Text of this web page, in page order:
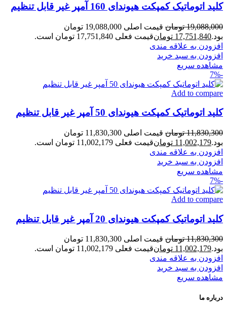
کلید اتوماتیک کمپکت هیوندای 160 آمپر غیر قابل تنظیم
19,088,000 تومان
قیمت اصلی 19,088,000 تومان
بود.17,751,840 تومانقیمت فعلی 17,751,840 تومان است.
افزودن به علاقه مندی
افزودن به سبد خرید
مشاهده سریع
-7%
Add to compare
کلید اتوماتیک کمپکت هیوندای 50 آمپر غیر قابل تنظیم
11,830,300 تومان
قیمت اصلی 11,830,300 تومان
بود.11,002,179 تومانقیمت فعلی 11,002,179 تومان است.
افزودن به علاقه مندی
افزودن به سبد خرید
مشاهده سریع
-7%
Add to compare
کلید اتوماتیک کمپکت هیوندای 20 آمپر غیر قابل تنظیم
11,830,300 تومان
قیمت اصلی 11,830,300 تومان
بود.11,002,179 تومانقیمت فعلی 11,002,179 تومان است.
افزودن به علاقه مندی
افزودن به سبد خرید
مشاهده سریع
درباره ما